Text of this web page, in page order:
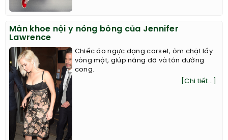
Màn khoe nội y nóng bỏng của Jennifer
Lawrence
Chiếc áo ngực dạng corset, ôm chặt lấy
vòng một, giúp nâng đỡ và tôn đường
cong.
[Chi tiết...]